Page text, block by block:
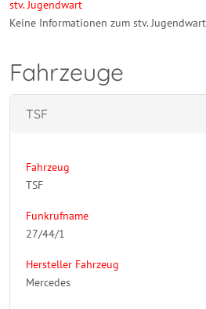
stv. Jugendwart
Keine Informationen zum stv.
Fahrzeuge
TSF
Fahrzeug
TSF
Funkrufname
27/44/1
Hersteller Fahrzeug
Mercedes